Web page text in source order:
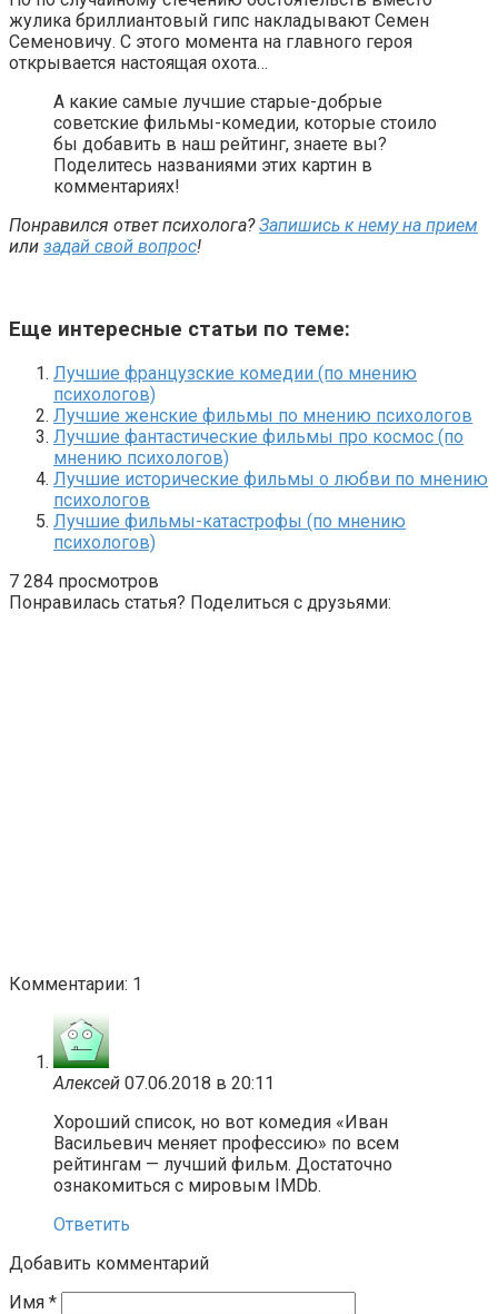
жулика бриллиантовый гипс накладывают Семен
Семеновичу. С этого момента на главного героя
открывается настоящая охота…
А какие самые лучшие старые-добрые
советские фильмы-комедии, которые стоило
бы добавить в наш рейтинг, знаете вы?
Поделитесь названиями этих картин в
комментариях!
Понравился ответ психолога?Запишись к нему на прием
или задай свой вопрос!
Еще интересные статьи по теме:
Лучшие французские комедии (по мнению
психологов)
Лучшие женские фильмы по мнению психологов
Лучшие фантастические фильмы про космос (по
мнению психологов)
Лучшие исторические фильмы о любви по мнению
психологов
Лучшие фильмы-катастрофы (по мнению
психологов)
7 284 просмотров
Понравилась статья? Поделиться с друзьями:
Комментарии: 1
Алексей 07.06.2018 в 20:11
Хороший список, но вот комедия «Иван
Васильевич меняет профессию» по всем
рейтингам — лучший фильм. Достаточно
ознакомиться с мировым IMDb.
Ответить
Добавить комментарий
Имя *